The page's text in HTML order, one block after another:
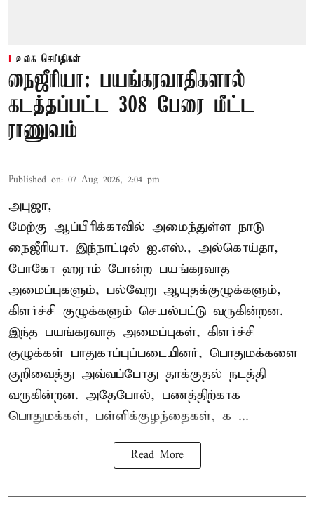
உலக செய்திகள்
நைஜீரியா: பயங்கரவாதிகளால்
கடத்தப்பட்ட 308 பேரை மீட்ட
ராணுவம்
Published on: 07 Aug 2026, 2:04 pm
அபுஜா,
மேற்கு ஆப்பிரிக்காவில் அமைந்துள்ள நாடு
நைஜீரியா. இந்நாட்டில் ஐ.எஸ்., அல்கொய்தா,
போகோ ஹராம் போன்ற பயங்கரவாத
அமைப்புகளும், பல்வேறு ஆயுதக்குழுக்களும்,
கிளர்ச்சி குழுக்களும் செயல்பட்டு வருகின்றன.
இந்த பயங்கரவாத அமைப்புகள், கிளர்ச்சி
குழுக்கள் பாதுகாப்புப்படையினர், பொதுமக்களை
குறிவைத்து அவ்வப்போது தாக்குதல் நடத்தி
வருகின்றன. அதேபோல், பணத்திற்காக
பொதுமக்கள், பள்ளிக்குழந்தைகள், க ...
Read More